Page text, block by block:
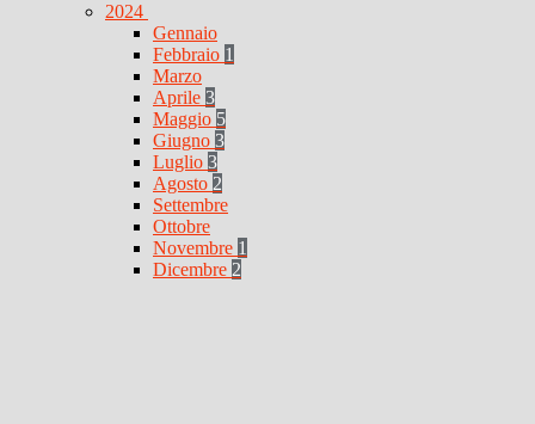
2024
Gennaio
Febbraio 1
Marzo
Aprile 3
Maggio 5
Giugno 3
Luglio 3
Agosto 2
Settembre
Ottobre
Novembre 1
Dicembre 2